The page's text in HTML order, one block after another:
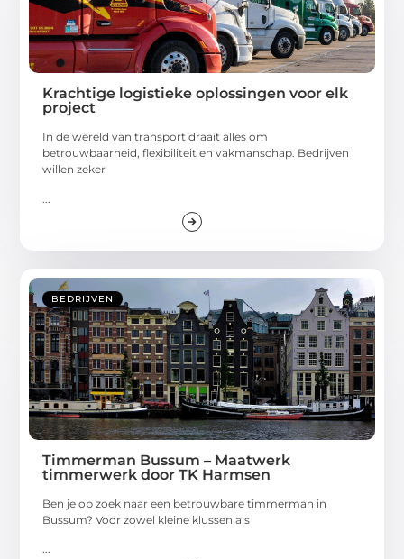
Krachtige logistieke oplossingen voor elk
project
In de wereld van transport draait alles om
betrouwbaarheid, flexibiliteit en vakmanschap. Bedrijven
willen zeker
BEDRIJVEN
Timmerman Bussum – Maatwerk
timmerwerk door TK Harmsen
Ben je op zoek naar een betrouwbare timmerman in
Bussum? Voor zowel kleine klussen als
...